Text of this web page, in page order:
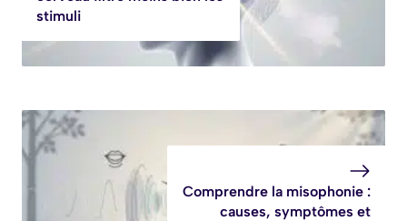
stimuli
Comprendre la misophonie :
causes, symptômes et